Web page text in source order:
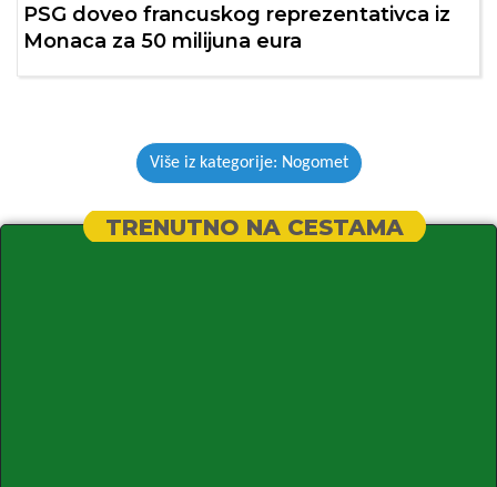
PSG doveo francuskog reprezentativca iz
Monaca za 50 milijuna eura
Više iz kategorije: Nogomet
TRENUTNO NA CESTAMA